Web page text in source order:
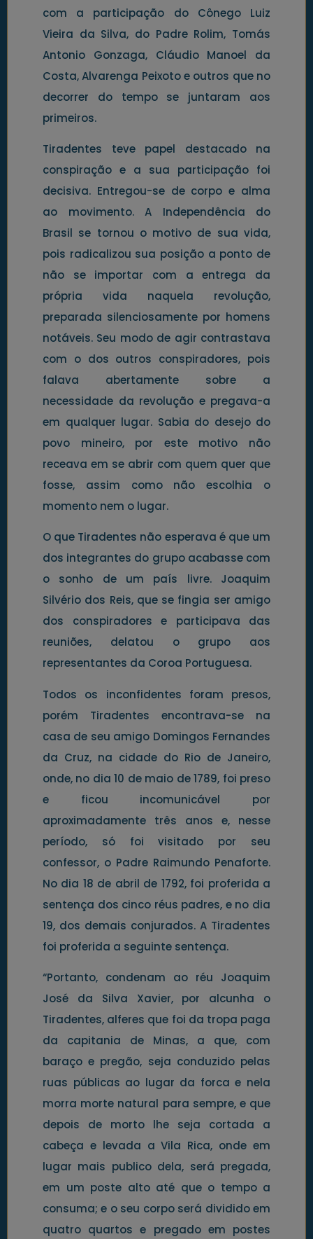
com a participação do Cônego Luiz
Vieira da Silva, do Padre Rolim, Tomás
Antonio Gonzaga, Cláudio Manoel da
Costa, Alvarenga Peixoto e outros que no
decorrer do tempo se juntaram aos
primeiros.
Tiradentes teve papel destacado na
conspiração e a sua participação foi
decisiva. Entregou-se de corpo e alma
ao movimento. A Independência do
Brasil se tornou o motivo de sua vida,
pois radicalizou sua posição a ponto de
não se importar com a entrega da
própria vida naquela revolução,
preparada silenciosamente por homens
notáveis. Seu modo de agir contrastava
com o dos outros conspiradores, pois
falava abertamente sobre a
necessidade da revolução e pregava-a
em qualquer lugar. Sabia do desejo do
povo mineiro, por este motivo não
receava em se abrir com quem quer que
fosse, assim como não escolhia o
momento nem o lugar.
O que Tiradentes não esperava é que um
dos integrantes do grupo acabasse com
o sonho de um país livre. Joaquim
Silvério dos Reis, que se fingia ser amigo
dos conspiradores e participava das
reuniões, delatou o grupo aos
representantes da Coroa Portuguesa.
Todos os inconfidentes foram presos,
porém Tiradentes encontrava-se na
casa de seu amigo Domingos Fernandes
da Cruz, na cidade do Rio de Janeiro,
onde, no dia 10 de maio de 1789, foi preso
e ficou incomunicável por
aproximadamente três anos e, nesse
período, só foi visitado por seu
confessor, o Padre Raimundo Penaforte.
No dia 18 de abril de 1792, foi proferida a
sentença dos cinco réus padres, e no dia
19, dos demais conjurados. A Tiradentes
foi proferida a seguinte sentença.
“Portanto, condenam ao réu Joaquim
José da Silva Xavier, por alcunha o
Tiradentes, alferes que foi da tropa paga
da capitania de Minas, a que, com
baraço e pregão, seja conduzido pelas
ruas públicas ao lugar da forca e nela
morra morte natural para sempre, e que
depois de morto lhe seja cortada a
cabeça e levada a Vila Rica, onde em
lugar mais publico dela, será pregada,
em um poste alto até que o tempo a
consuma; e o seu corpo será dividido em
quatro quartos e pregado em postes